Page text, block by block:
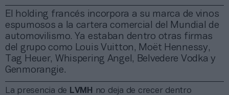
El holding francés incorpora a su marca de vinos
espumosos a la cartera comercial del Mundial de
automovilismo. Ya estaban dentro otras firmas
del grupo como Louis Vuitton, Moët Hennessy,
Tag Heuer, Whispering Angel, Belvedere Vodka y
Genmorangie.
La presencia de LVMH
no deja de crecer dentro